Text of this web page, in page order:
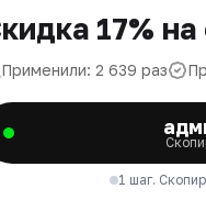
17%
Применили: 2 639 раз
1 шаг.